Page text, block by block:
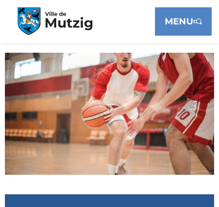
MENU
Panneau de gestion des cookies